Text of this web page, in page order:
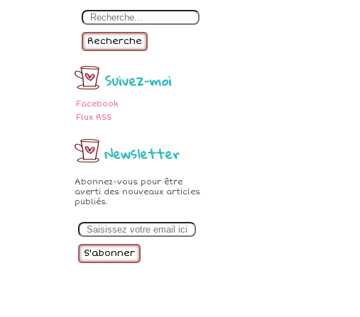
Recherche
Suivez-moi
Facebook
Flux RSS
Newsletter
Abonnez-vous pour être
averti des nouveaux articles
publiés.
m